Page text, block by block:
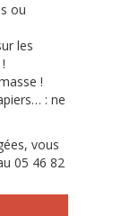
ou
les
!
: ne
vous
05 46 82